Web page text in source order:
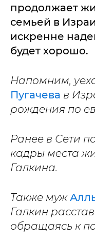
продолжает
семьей в
искренне
будет хорошо.
Напомним,
Пугачева в
рождения по
Ранее в Сети
кадры места
Галкина.
Также муж
Галкин
обращаясь к